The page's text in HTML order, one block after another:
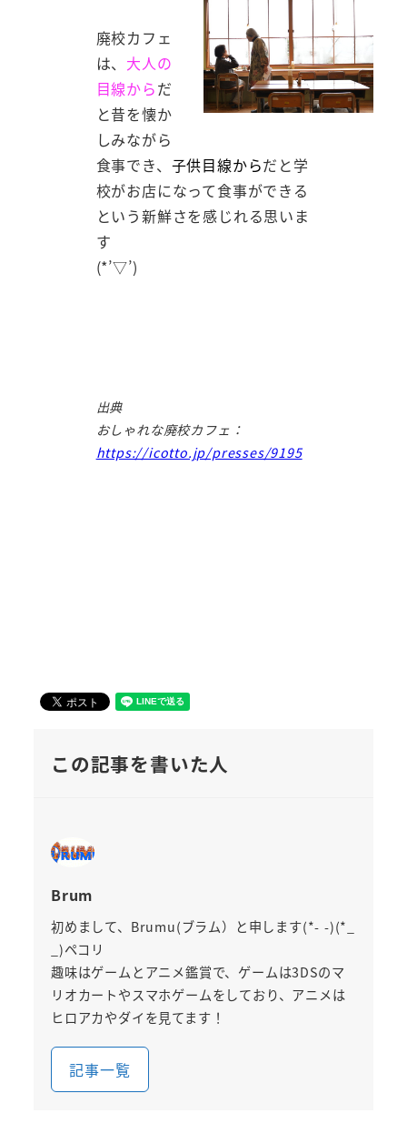
廃校カフェ
は、 大人の
目線からだ
と昔を懐か
しみながら
食事でき、 子供目線からだと学
校がお店になって食事ができる
という新鮮さを感じれる思いま
す
(*’▽’)
出典
おしゃれな廃校カフェ：
https://icotto.jp/presses/9195
この記事を書いた人
Brum
初めまして、Brumu(ブラム）と申します(*- -)(*_
_)ペコリ
趣味はゲームとアニメ鑑賞で、ゲームは3DSのマ
リオカートやスマホゲームをしており、アニメは
ヒロアカやダイを見てます！
記事一覧